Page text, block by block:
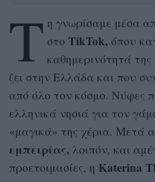
Τ η γνωρίσαμε μέσα
στο TikTok, όπου
καθημερινότητά της
ζει στην Ελλάδα και που
από όλο τον κόσμο. Νύφες
ελληνικά νησιά για τον
«μαγικά» της χέρια. Μετά
εμπειρίας, λοιπόν, και
προετοιμασίες, η Katerina